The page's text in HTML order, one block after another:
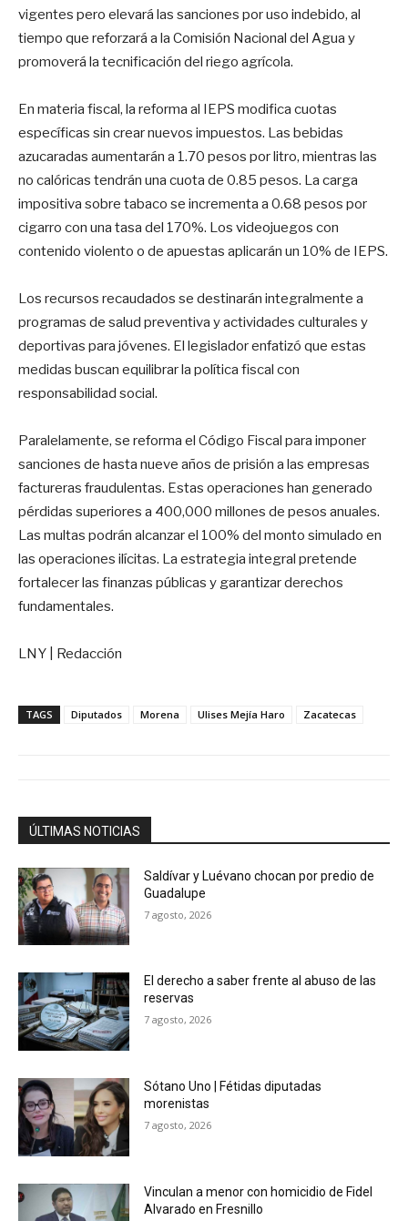
vigentes pero elevará las sanciones por uso indebido, al
tiempo que reforzará a la Comisión Nacional del Agua y
promoverá la tecnificación del riego agrícola.
En materia fiscal, la reforma al IEPS modifica cuotas
específicas sin crear nuevos impuestos. Las bebidas
azucaradas aumentarán a 1.70 pesos por litro, mientras las
no calóricas tendrán una cuota de 0.85 pesos. La carga
impositiva sobre tabaco se incrementa a 0.68 pesos por
cigarro con una tasa del 170%. Los videojuegos con
contenido violento o de apuestas aplicarán un 10% de IEPS.
Los recursos recaudados se destinarán integralmente a
programas de salud preventiva y actividades culturales y
deportivas para jóvenes. El legislador enfatizó que estas
medidas buscan equilibrar la política fiscal con
responsabilidad social.
Paralelamente, se reforma el Código Fiscal para imponer
sanciones de hasta nueve años de prisión a las empresas
factureras fraudulentas. Estas operaciones han generado
pérdidas superiores a 400,000 millones de pesos anuales.
Las multas podrán alcanzar el 100% del monto simulado en
las operaciones ilícitas. La estrategia integral pretende
fortalecer las finanzas públicas y garantizar derechos
fundamentales.
LNY | Redacción
TAGS Diputados Morena Ulises Mejía Haro Zacatecas
ÚLTIMAS NOTICIAS
Saldívar y Luévano chocan por predio de
Guadalupe
7 agosto, 2026
El derecho a saber frente al abuso de las
reservas
7 agosto, 2026
Sótano Uno | Fétidas diputadas
morenistas
7 agosto, 2026
Vinculan a menor con homicidio de Fidel
Alvarado en Fresnillo